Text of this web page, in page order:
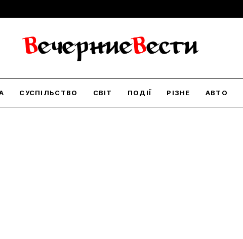
СУСПІЛЬСТВО СВІТ ПОДІЇ РІЗНЕ АВТО